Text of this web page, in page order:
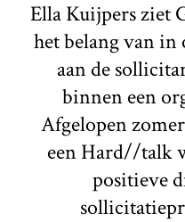
Ella Kuijpers ziet
het belang van
aan de
binnen een
Afgelopen
een Hard//talk
positieve